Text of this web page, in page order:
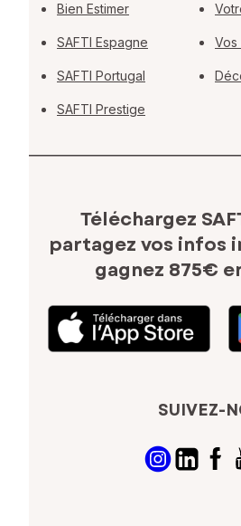
Bien Estimer
SAFTI Espagne
SAFTI Portugal
SAFTI Prestige
Vos
Téléchargez
partagez vos infos
gagnez 875€
SUIVEZ-